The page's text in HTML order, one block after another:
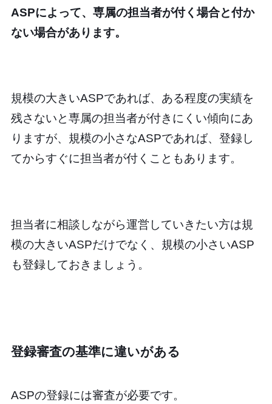
ASPによって、専属の担当者が付く場合と付か
ない場合があります。
規模の大きいASPであれば、ある程度の実績を
残さないと専属の担当者が付きにくい傾向にあ
りますが、規模の小さなASPであれば、登録し
てからすぐに担当者が付くこともあります。
担当者に相談しながら運営していきたい方は規
模の大きいASPだけでなく、規模の小さいASP
も登録しておきましょう。
登録審査の基準に違いがある
ASPの登録には審査が必要です。